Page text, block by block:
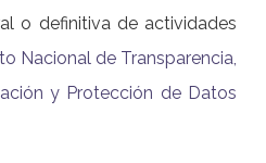
o definitiva de actividades
Nacional de Transparencia,
y Protección de Datos